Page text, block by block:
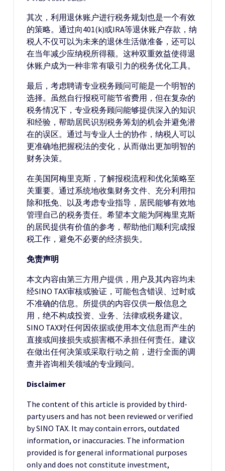
其次，利用退休账户进行税务规划也是一个有效
的策略。通过向401(k)或IRA等退休账户存款，纳
税人不仅可以为未来的退休生活做准备，还可以
在当年减少应纳税所得额。这种双重效益使得退
休账户成为一种非常有吸引力的税务优化工具。
最后，考虑聘请专业税务顾问可能是一个明智的
选择。虽然自行报税可能节省费用，但在复杂的
税务情况下，专业税务顾问能够提供深入的知识
和经验，帮助居民识别税务筹划的机会并避免潜
在的误区。通过与专业人士的协作，纳税人可以
更准确地把握税法的变化，从而做出更加明智的
财务决策。
在美国阿梅里克斯，了解报税流程和优化策略至
关重要。通过系统地收集财务文件、充分利用扣
除和抵免、以及考虑专业指导，居民能够有效地
管理自己的税务责任。希望本文能为阿梅里克斯
的居民提供有价值的参考，帮助他们顺利完成报
税工作，避免不必要的经济损失。
免责声明
本文内容由第三方用户提供，用户及其内容均未
经SINO TAX审核或验证，可能包含错误、过时或
不准确的信息。所提供的内容仅供一般信息之
用，绝不构成投资、业务、法律或税务建议。
SINO TAX对任何因依据或使用本文信息而产生的
直接或间接损失或损害概不承担任何责任。建议
在做出任何决策或采取行动之前，进行全面的调
查并咨询相关领域的专业顾问。
Disclaimer
The content of this article is provided by third-
party users and has not been reviewed or verified
by SINO TAX. It may contain errors, outdated
information, or inaccuracies. The information
provided is for general informational purposes
only and does not constitute investment,